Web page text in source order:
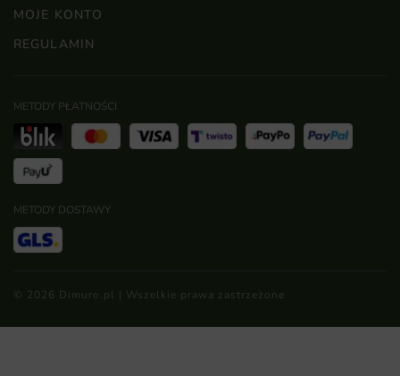
MOJE KONTO
REGULAMIN
METODY PŁATNOŚCI
METODY DOSTAWY
© 2026 Dimuro.pl | Wszelkie prawa zastrzeżone